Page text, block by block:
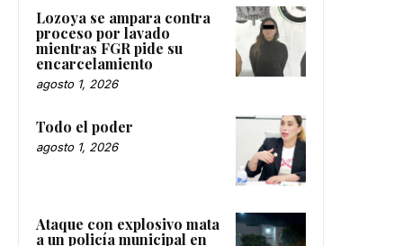
Lozoya se ampara contra
proceso por lavado
mientras FGR pide su
encarcelamiento
agosto 1, 2026
Todo el poder
agosto 1, 2026
Ataque con explosivo mata
a un policía municipal en